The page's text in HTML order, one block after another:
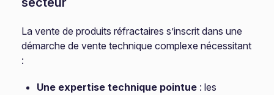
La vente de produits réfractaires s’inscrit dans une
démarche de vente technique complexe nécessitant
:
Une expertise technique pointue : les